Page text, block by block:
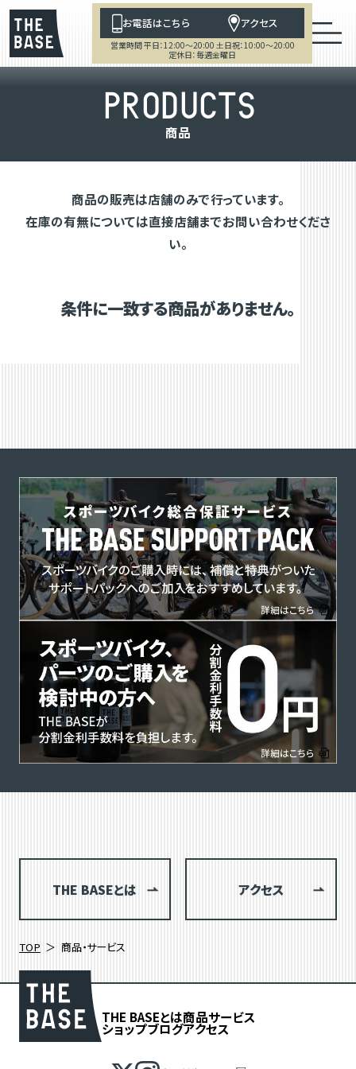
お電話はこちら アクセス
営業時間 平日：12:00～20:00 土日祝：10:00～20:00
定休日：毎週金曜日
PRODUCTS
商品
商品の販売は店舗のみで行っています。
在庫の有無については直接店舗までお問い合わせくださ
い。
条件に一致する商品がありません。
THE BASEとは アクセス
TOP 商品・サービス
THE BASEとは商品サービス
ショップブログアクセス